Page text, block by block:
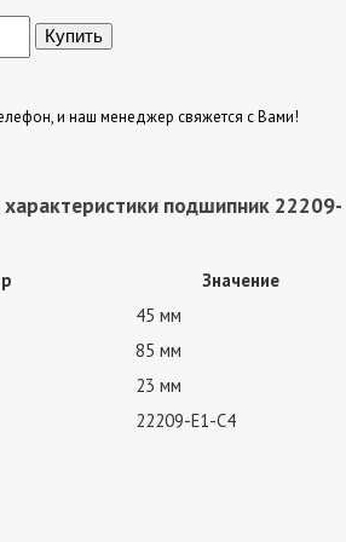
и наш менеджер свяжется с Вами!
подшипник 22209-
Значение
45 мм
85 мм
23 мм
22209-E1-C4